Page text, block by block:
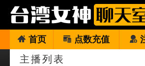
首页 点数充值
主播列表